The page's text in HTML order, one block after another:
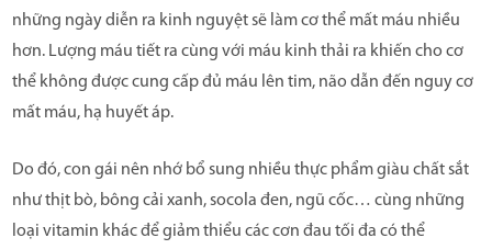
những ngày diễn ra kinh nguyệt sẽ làm cơ thể mất máu nhiều
hơn. Lượng máu tiết ra cùng với máu kinh thải ra khiến cho cơ
thể không được cung cấp đủ máu lên tim, não dẫn đến nguy cơ
mất máu, hạ huyết áp.
Do đó, con gái nên nhớ bổ sung nhiều thực phẩm giàu chất sắt
như thịt bò, bông cải xanh, socola đen, ngũ cốc… cùng những
loại vitamin khác để giảm thiểu các cơn đau tối đa có thể